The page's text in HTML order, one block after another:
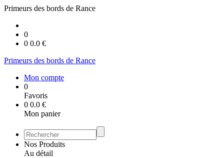
Primeurs des bords de Rance
0
0 0.0 €
Primeurs des bords de Rance
Mon compte
0
Favoris
0 0.0 €
Mon panier
Nos Produits
Au détail